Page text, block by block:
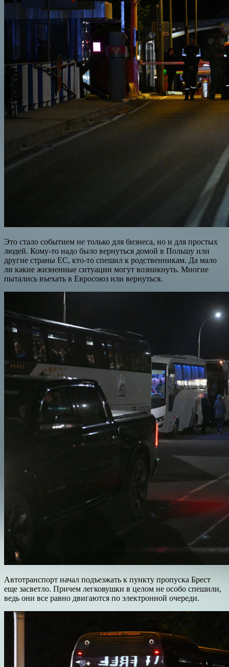
Это стало событием не только для бизнеса, но и для простых
людей. Кому-то надо было вернуться домой в Польшу или
другие страны ЕС, кто-то спешил к родственникам. Да мало
ли какие жизненные ситуации могут возникнуть. Многие
пытались въехать в Евросоюз или вернуться.
Автотранспорт начал подъезжать к пункту пропуска Брест
еще засветло. Причем легковушки в целом не особо спешили,
ведь они все равно двигаются по электронной очереди.